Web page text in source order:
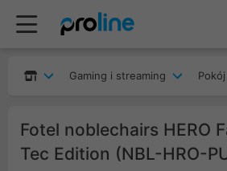
Gaming i streaming
Fotel noblechairs HERO
Tec Edition (NBL-HRO-